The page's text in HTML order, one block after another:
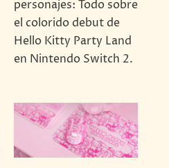
personajes: Todo sobre
el colorido debut de
Hello Kitty Party Land
en Nintendo Switch 2.